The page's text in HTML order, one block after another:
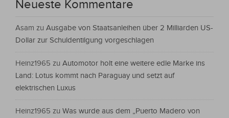
Neueste Kommentare
Asam zu Ausgabe von Staatsanleihen über 2 Milliarden US-
Dollar zur Schuldentilgung vorgeschlagen
Heinz1965 zu Automotor holt eine weitere edle Marke ins
Land: Lotus kommt nach Paraguay und setzt auf
elektrischen Luxus
Heinz1965 zu Was wurde aus dem „Puerto Madero von